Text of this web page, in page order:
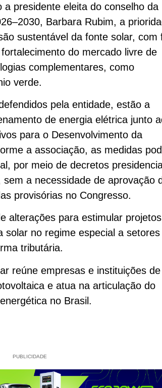
presidente eleita do conselho da
Barbara Rubim, a
sustentável da fonte solar, com
do mercado livre de
complementares, como
verde.
pela entidade, estão a
de energia elétrica junto
para o Desenvolvimento da
a associação, as medidas
por meio de decretos
a necessidade de aprovação
provisórias no Congresso.
alterações para estimular
solar no regime especial a
tributária.
reúne empresas e instituições de
e atua na articulação do
no Brasil.
PUBLICIDADE